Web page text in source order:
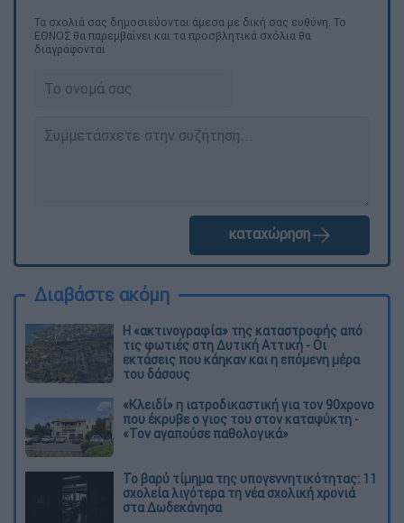
Τα σχολιά σας δημοσιεύονται άμεσα με δική σας ευθύνη. Το
ΕΘΝΟΣ θα παρεμβαίνει και τα προσβλητικά σχόλια θα
διαγράφονται
καταχώρηση
Διαβάστε ακόμη
Η «ακτινογραφία» της καταστροφής από
τις φωτιές στη Δυτική Αττική - Οι
εκτάσεις που κάηκαν και η επόμενη μέρα
του δάσους
«Κλειδί» η ιατροδικαστική για τον 90χρονο
που έκρυβε ο γιος του στον καταψύκτη -
«Τον αγαπούσε παθολογικά»
Το βαρύ τίμημα της υπογεννητικότητας: 11
σχολεία λιγότερα τη νέα σχολική χρονιά
στα Δωδεκάνησα